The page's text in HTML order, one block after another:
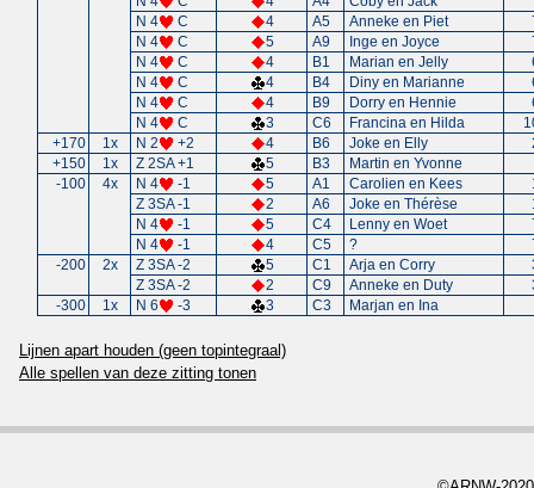
N 4
C 4 A5 Anneke en Piet
N 4
C 5 A9 Inge en Joyce
N 4
C 4 B1 Marian en Jelly
N 4
C 4 B4 Diny en Marianne
N 4
C 4 B9 Dorry en Hennie
N 4
C 3 C6 Francina en Hilda
+170
1x N 2 +2 4 B6 Joke en Elly
+150
1x Z 2SA +1 5 B3
Martin en Yvonne
-100
4x N 4 -1 5 A1 Carolien en Kees
Z 3SA -1
2 A6 Joke en Thérèse
N 4
-1 5 C4 Lenny en Woet
N 4
-1 4 C5 ?
-200
2x Z 3SA -2 5 C1 Arja en Corry
Z 3SA -2
2 C9 Anneke en Duty
-300
1x N 6 -3 3 C3 Marjan en Ina
Lijnen apart houden (geen topintegraal)
Alle spellen van deze zitting tonen